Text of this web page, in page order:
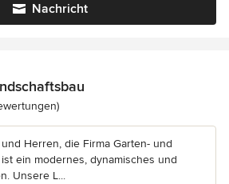
Nachricht
5 von 5 Sternen
Herren, die Firma Garten- und
ein modernes, dynamisches und
Unsere L...